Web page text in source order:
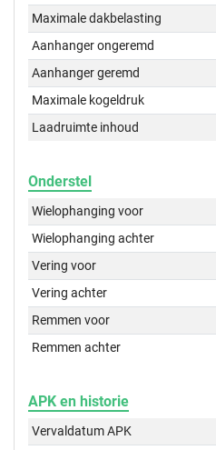
Maximale dakbelasting
Aanhanger ongeremd
Aanhanger geremd
Maximale kogeldruk
Laadruimte inhoud
Onderstel
Wielophanging voor
Wielophanging achter
Vering voor
Vering achter
Remmen voor
Remmen achter
APK en historie
Vervaldatum APK